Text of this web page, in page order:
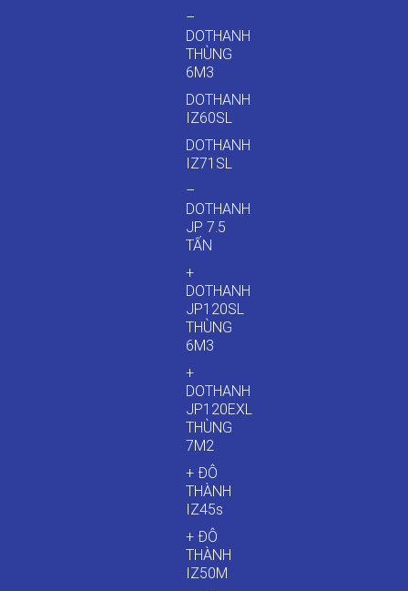
–
DOTHANH
THÙNG
6M3
DOTHANH
IZ60SL
DOTHANH
IZ71SL
–
DOTHANH
JP 7.5
TẤN
+
DOTHANH
JP120SL
THÙNG
6M3
+
DOTHANH
JP120EXL
THÙNG
7M2
+ ĐÔ
THÀNH
IZ45s
+ ĐÔ
THÀNH
IZ50M